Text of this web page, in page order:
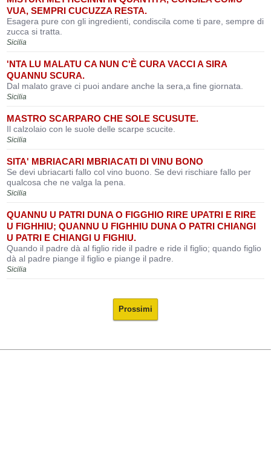
VUA, SEMPRI CUCUZZA RESTA.
Esagera pure con gli ingredienti, condiscila come ti pare, sempre di
zucca si tratta.
Sicilia
'NTA LU MALATU CA NUN C'È CURA VACCI A SIRA
QUANNU SCURA.
Dal malato grave ci puoi andare anche la sera,a fine giornata.
Sicilia
MASTRO SCARPARO CHE SOLE SCUSUTE.
Il calzolaio con le suole delle scarpe scucite.
Sicilia
SITA' MBRIACARI MBRIACATI DI VINU BONO
Se devi ubriacarti fallo col vino buono. Se devi rischiare fallo per
qualcosa che ne valga la pena.
Sicilia
QUANNU U PATRI DUNA O FIGGHIO RIRE UPATRI E RIRE
U FIGHHIU; QUANNU U FIGHHIU DUNA O PATRI CHIANGI
U PATRI E CHIANGI U FIGHIU.
Quando il padre dà al figlio ride il padre e ride il figlio; quando figlio
dà al padre piange il figlio e piange il padre.
Sicilia
Prossimi